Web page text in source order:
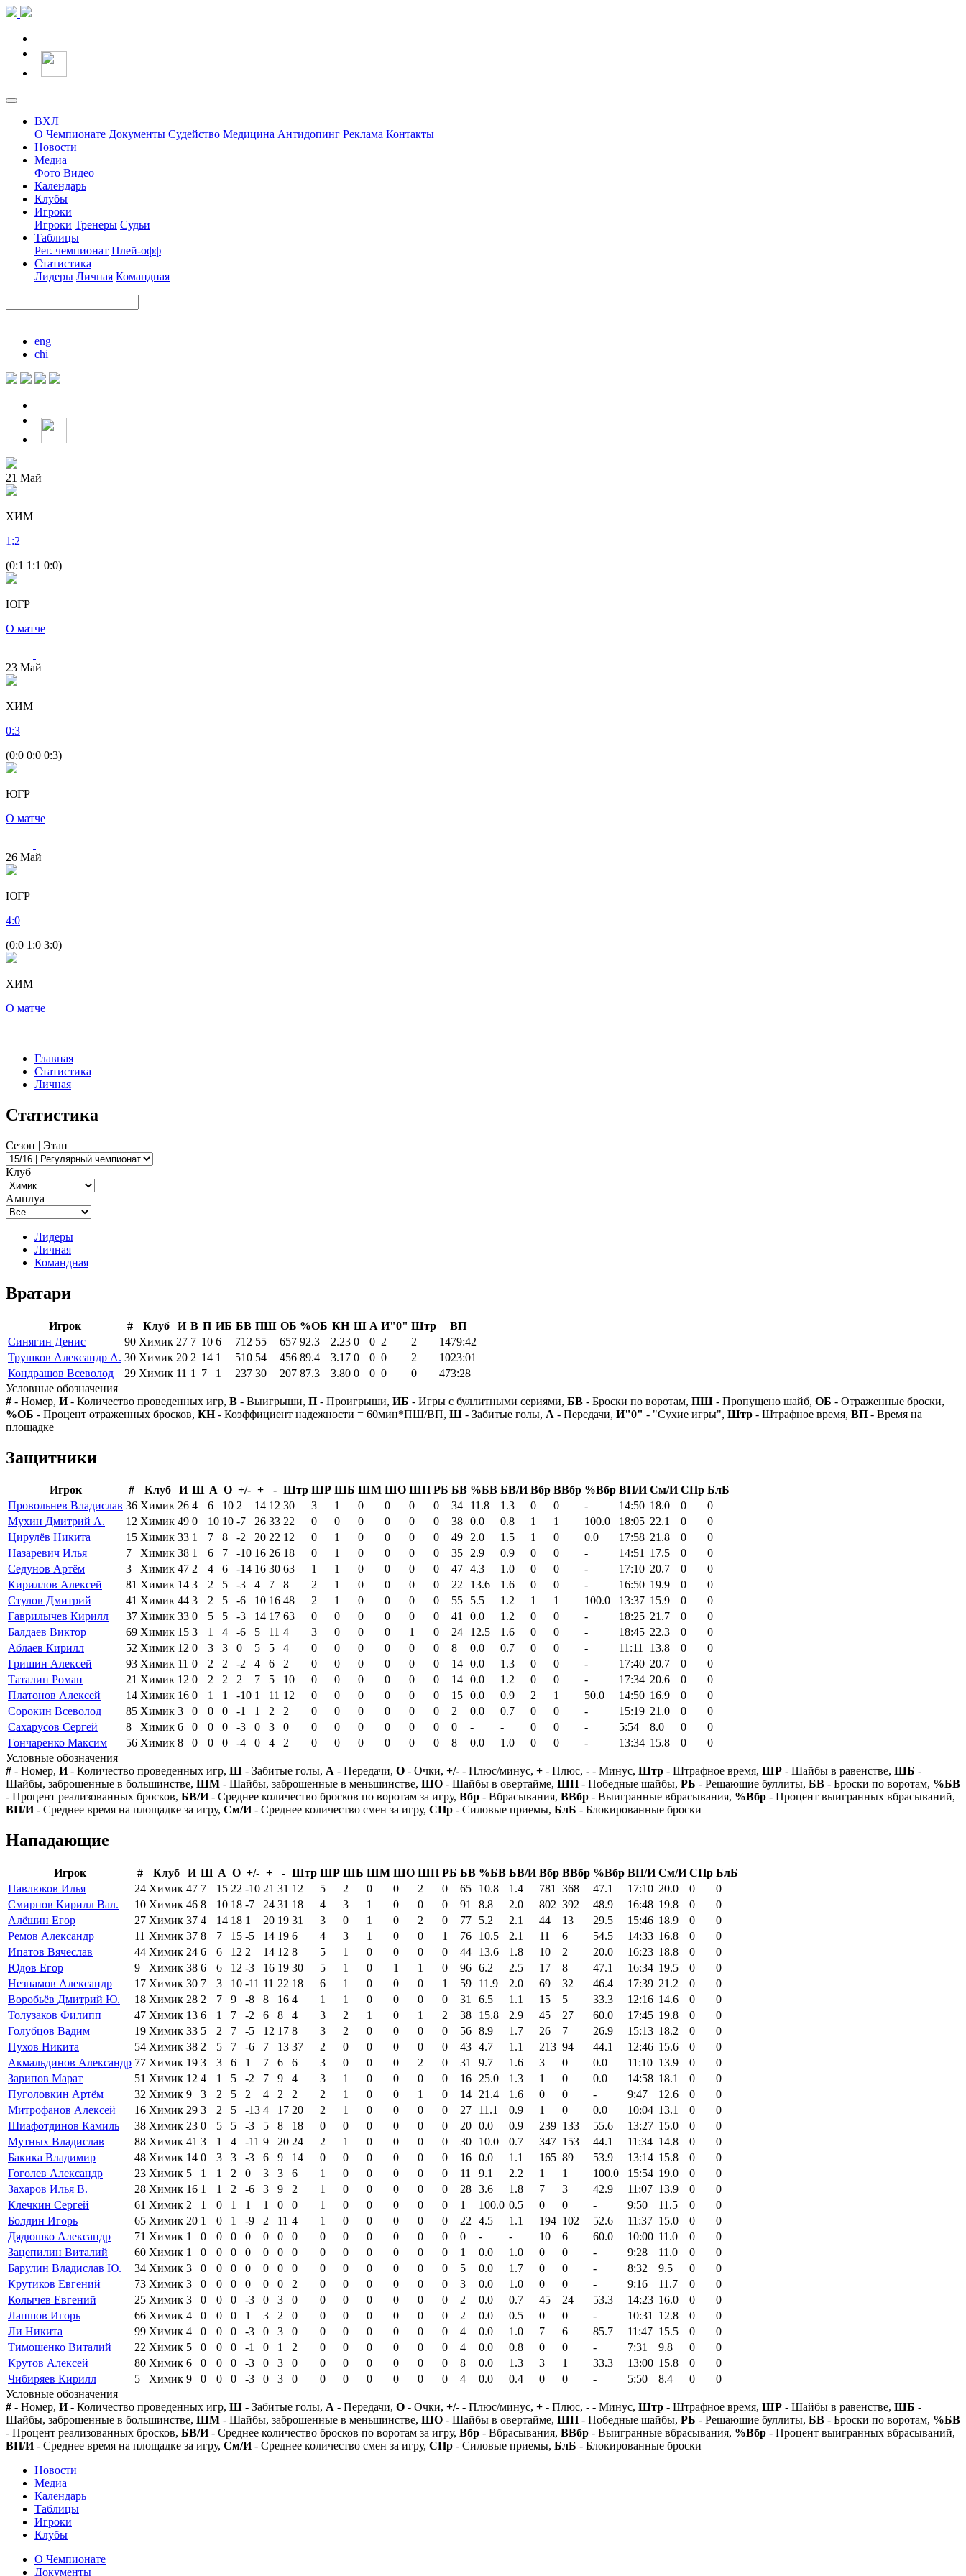
ВХЛ
О Чемпионате Документы Судейство Медицина Антидопинг Реклама Контакты
Новости
Медиа
Фото Видео
Календарь
Клубы
Игроки
Игроки Тренеры Судьи
Таблицы
Рег. чемпионат Плей-офф
Статистика
Лидеры Личная Командная
eng
chi
21 Май
ХИМ
1 :2
(0:1 1:1 0:0)
ЮГР
О матче
23 Май
ХИМ
0:3
(0:0 0:0 0:3)
ЮГР
О матче
26 Май
ЮГР
4:0
(0:0 1:0 3:0)
ХИМ
О матче
Главная
Статистика
Личная
Статистика
Сезон | Этап
Клуб
Амплуа
Лидеры
Личная
Командная
Вратари
Игрок # Клуб И В П ИБ БВ ПШ ОБ %ОБ КН Ш А И"0" Штр
ВП
Синягин Денис
90 Химик 27 7 10 6 712 55 657 92.3 2.23 0 0 2 2
1479:42
Трушков Александр А. 30 Химик 20 2 14 1 510 54 456 89.4 3.17 0 0 0 2
1023:01
Кондрашов Всеволод
29 Химик 11 1 7 1 237 30 207 87.3 3.80 0 0 0 0
473:28
Условные обозначения
# - Номер, И- Количество проведенных игр, В - Выигрыши, П - Проигрыши, ИБ - Игры с буллитными сериями, БВ - Броски по воротам, ПШ - Пропущено шайб, ОБ - Отраженные броски,
%ОБ - Процент отраженных бросков, КН- Коэффициент надежности = 60мин*ПШ/ВП, Ш - Забитые голы, А - Передачи, И"0" - "Сухие игры", Штр - Штрафное время, ВП - Время на
площадке
Защитники
Игрок # Клуб И Ш А О +/- + - Штр ШР ШБ ШМ ШО ШП РБ БВ %БВ БВ/И Вбр ВВбр %Вбр ВП/И См/И СПр БлБ
Провольнев Владислав 36 Химик 26 4 6 10 2 14 12 30 3 1 0 0 0 0 34 11.8 1.3 0 0 - 14:50 18.0 0
0
Мухин Дмитрий А.
12 Химик 49 0 10 10 -7 26 33 22 0 0 0 0 0 0 38 0.0 0.8 1 1 100.0 18:05 22.1 0
0
Цирулёв Никита
15 Химик 33 1 7 8 -2 20 22 12 0 1 0 0 0 0 49 2.0 1.5 1 0 0.0 17:58 21.8 0
0
Назаревич Илья
7 Химик 38 1 6 7 -10 16 26 18 0 1 0 0 0 0 35 2.9 0.9 0 0 - 14:51 17.5 0
0
Седунов Артём
3 Химик 47 2 4 6 -14 16 30 63 1 1 0 0 0 0 47 4.3 1.0 0 0 - 17:10 20.7 0
0
Кириллов Алексей
81 Химик 14 3 2 5 -3 4 7 8 2 1 0 0 0 0 22 13.6 1.6 0 0 - 16:50 19.9 0
0
Стулов Дмитрий
41 Химик 44 3 2 5 -6 10 16 48 2 1 0 0 0 0 55 5.5 1.2 1 1 100.0 13:37 15.9 0
0
Гаврилычев Кирилл
37 Химик 33 0 5 5 -3 14 17 63 0 0 0 0 0 0 41 0.0 1.2 0 0 - 18:25 21.7 0
0
Балдаев Виктор
69 Химик 15 3 1 4 -6 5 11 4 3 0 0 0 1 0 24 12.5 1.6 0 0 - 18:45 22.3 0
0
Аблаев Кирилл
52 Химик 12 0 3 3 0 5 5 4 0 0 0 0 0 0 8 0.0 0.7 0 0 - 11:11 13.8 0
0
Гришин Алексей
93 Химик 11 0 2 2 -2 4 6 2 0 0 0 0 0 0 14 0.0 1.3 0 0 - 17:40 20.7 0
0
Таталин Роман
21 Химик 12 0 2 2 2 7 5 10 0 0 0 0 0 0 14 0.0 1.2 0 0 - 17:34 20.6 0
0
Платонов Алексей
14 Химик 16 0 1 1 -10 1 11 12 0 0 0 0 0 0 15 0.0 0.9 2 1 50.0 14:50 16.9 0
0
Сорокин Всеволод
85 Химик 3 0 0 0 -1 1 2 2 0 0 0 0 0 0 2 0.0 0.7 0 0 - 15:19 21.0 0
0
Сахарусов Сергей
8 Химик 6 0 0 0 -3 0 3 0 0 0 0 0 0 0 0 - - 0 0 - 5:54 8.0 0
0
Гончаренко Максим
56 Химик 8 0 0 0 -4 0 4 2 0 0 0 0 0 0 8 0.0 1.0 0 0 - 13:34 15.8 0
0
Условные обозначения
# - Номер, И- Количество проведенных игр, Ш - Забитые голы, А - Передачи, О - Очки, +/- - Плюс/минус, + - Плюс, - - Минус, Штр - Штрафное время, ШР - Шайбы в равенстве, ШБ -
Шайбы, заброшенные в большинстве, ШМ - Шайбы, заброшенные в меньшинстве, ШО - Шайбы в овертайме, ШП - Победные шайбы, РБ - Решающие буллиты, БВ - Броски по воротам, %БВ
- Процент реализованных бросков, БВ/И- Среднее количество бросков по воротам за игру, Вбр - Вбрасывания, ВВбр - Выигранные вбрасывания, %Вбр - Процент выигранных вбрасываний,
ВП/И- Среднее время на площадке за игру, См/И- Среднее количество смен за игру, СПр - Силовые приемы, БлБ - Блокированные броски
Нападающие
Игрок # Клуб И Ш А О +/- + - Штр ШР ШБ ШМ ШО ШП РБ БВ %БВ БВ/И Вбр ВВбр %Вбр ВП/И См/И СПр БлБ
Павлюков Илья
24 Химик 47 7 15 22 -10 21 31 12 5 2 0 0 2 0 65 10.8 1.4 781 368 47.1 17:10 20.0 0
0
Смирнов Кирилл Вал.
10 Химик 46 8 10 18 -7 24 31 18 4 3 1 0 0 0 91 8.8 2.0 802 392 48.9 16:48 19.8 0
0
Алёшин Егор
27 Химик 37 4 14 18 1 20 19 31 3 0 1 0 2 0 77 5.2 2.1 44 13 29.5 15:46 18.9 0
0
Ремов Александр
11 Химик 37 8 7 15 -5 14 19 6 4 3 1 0 0 1 76 10.5 2.1 11 6 54.5 14:33 16.8 0
0
Ипатов Вячеслав
44 Химик 24 6 6 12 2 14 12 8 5 1 0 0 0 0 44 13.6 1.8 10 2 20.0 16:23 18.8 0
0
Юдов Егор
9 Химик 38 6 6 12 -3 16 19 30 5 1 0 1 1 0 96 6.2 2.5 17 8 47.1 16:34 19.5 0
0
Незнамов Александр
17 Химик 30 7 3 10 -11 11 22 18 6 1 0 0 0 1 59 11.9 2.0 69 32 46.4 17:39 21.2 0
0
Воробьёв Дмитрий Ю.
18 Химик 28 2 7 9 -8 8 16 4 1 1 0 0 0 0 31 6.5 1.1 15 5 33.3 12:16 14.6 0
0
Толузаков Филипп
47 Химик 13 6 1 7 -2 6 8 4 3 2 1 0 1 2 38 15.8 2.9 45 27 60.0 17:45 19.8 0
0
Голубцов Вадим
19 Химик 33 5 2 7 -5 12 17 8 3 2 0 0 0 0 56 8.9 1.7 26 7 26.9 15:13 18.2 0
0
Пухов Никита
54 Химик 38 2 5 7 -6 7 13 37 2 0 0 0 0 0 43 4.7 1.1 213 94 44.1 12:46 15.6 0
0
Акмальдинов Александр 77 Химик 19 3 3 6 1 7 6 6 3 0 0 0 2 0 31 9.7 1.6 3 0 0.0 11:10 13.9 0
0
Зарипов Марат
51 Химик 12 4 1 5 -2 7 9 4 3 1 0 0 0 0 16 25.0 1.3 1 0 0.0 14:58 18.1 0
0
Пуголовкин Артём
32 Химик 9 3 2 5 2 4 2 2 2 1 0 0 1 0 14 21.4 1.6 0 0 - 9:47 12.6 0
0
Митрофанов Алексей
16 Химик 29 3 2 5 -13 4 17 20 2 1 0 0 0 0 27 11.1 0.9 1 0 0.0 10:04 13.1 0
0
Шиафотдинов Камиль
38 Химик 23 0 5 5 -3 5 8 18 0 0 0 0 0 0 20 0.0 0.9 239 133 55.6 13:27 15.0 0
0
Мутных Владислав
88 Химик 41 3 1 4 -11 9 20 24 2 1 0 0 0 0 30 10.0 0.7 347 153 44.1 11:34 14.8 0
0
Бакика Владимир
48 Химик 14 0 3 3 -3 6 9 14 0 0 0 0 0 0 16 0.0 1.1 165 89 53.9 13:14 15.8 0
0
Гоголев Александр
23 Химик 5 1 1 2 0 3 3 6 1 0 0 0 0 0 11 9.1 2.2 1 1 100.0 15:54 19.0 0
0
Захаров Илья В.
28 Химик 16 1 1 2 -6 3 9 2 1 0 0 0 0 0 28 3.6 1.8 7 3 42.9 11:07 13.9 0
0
Клечкин Сергей
61 Химик 2 1 0 1 1 1 0 0 1 0 0 0 0 0 1 100.0 0.5 0 0 - 9:50 11.5 0
0
Болдин Игорь
65 Химик 20 1 0 1 -9 2 11 4 1 0 0 0 0 0 22 4.5 1.1 194 102 52.6 11:37 15.0 0
0
Дядюшко Александр
71 Химик 1 0 0 0 0 0 0 0 0 0 0 0 0 0 0 - - 10 6 60.0 10:00 11.0 0
0
Зацепилин Виталий
60 Химик 1 0 0 0 0 0 0 0 0 0 0 0 0 0 1 0.0 1.0 0 0 - 9:28 11.0 0
0
Барулин Владислав Ю.
34 Химик 3 0 0 0 0 0 0 0 0 0 0 0 0 0 5 0.0 1.7 0 0 - 8:32 9.5 0
0
Крутиков Евгений
73 Химик 3 0 0 0 0 0 0 2 0 0 0 0 0 0 3 0.0 1.0 0 0 - 9:16 11.7 0
0
Колычев Евгений
25 Химик 3 0 0 0 -3 0 3 0 0 0 0 0 0 0 2 0.0 0.7 45 24 53.3 14:23 16.0 0
0
Лапшов Игорь
66 Химик 4 0 0 0 1 3 2 0 0 0 0 0 0 0 2 0.0 0.5 0 0 - 10:31 12.8 0
0
Ли Никита
99 Химик 4 0 0 0 -3 0 3 0 0 0 0 0 0 0 4 0.0 1.0 7 6 85.7 11:47 15.5 0
0
Тимошенко Виталий
22 Химик 5 0 0 0 -1 0 1 2 0 0 0 0 0 0 4 0.0 0.8 0 0 - 7:31 9.8 0
0
Крутов Алексей
80 Химик 6 0 0 0 -3 0 3 0 0 0 0 0 0 0 8 0.0 1.3 3 1 33.3 13:00 15.8 0
0
Чибиряев Кирилл
5 Химик 9 0 0 0 -3 0 3 0 0 0 0 0 0 0 4 0.0 0.4 0 0 - 5:50 8.4 0
0
Условные обозначения
# - Номер, И- Количество проведенных игр, Ш - Забитые голы, А - Передачи, О - Очки, +/- - Плюс/минус, + - Плюс, - - Минус, Штр - Штрафное время, ШР - Шайбы в равенстве, ШБ -
Шайбы, заброшенные в большинстве, ШМ - Шайбы, заброшенные в меньшинстве, ШО - Шайбы в овертайме, ШП - Победные шайбы, РБ - Решающие буллиты, БВ - Броски по воротам, %БВ
- Процент реализованных бросков, БВ/И- Среднее количество бросков по воротам за игру, Вбр - Вбрасывания, ВВбр - Выигранные вбрасывания, %Вбр - Процент выигранных вбрасываний,
ВП/И- Среднее время на площадке за игру, См/И- Среднее количество смен за игру, СПр - Силовые приемы, БлБ - Блокированные броски
Новости
Медиа
Календарь
Таблицы
Игроки
Клубы
О Чемпионате
Документы